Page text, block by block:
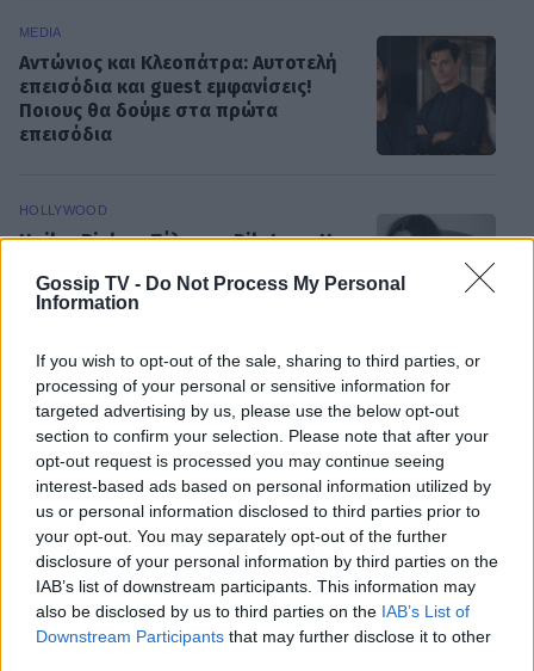
Gossip TV - Do Not Process My Personal
Information
If you wish to opt-out of the sale, sharing to third parties, or
processing of your personal or sensitive information for
targeted advertising by us, please use the below opt-out
section to confirm your selection. Please note that after your
opt-out request is processed you may continue seeing
interest-based ads based on personal information utilized by
us or personal information disclosed to third parties prior to
your opt-out. You may separately opt-out of the further
disclosure of your personal information by third parties on the
IAB’s list of downstream participants. This information may
also be disclosed by us to third parties on the IAB’s List of
Downstream Participants that may further disclose it to other
MEDIA
Αντώνιος και Κλεοπάτρα: Αυτοτελή
επεισόδια και guest εμφανίσεις!
Ποιους θα δούμε στα πρώτα
επεισόδια
HOLLYWOOD
Hailey Bieber: Τέλος το Pilates – Η
γλουτούς
SHOWBIZ
Dolce Vita στο Κάπρι: Η Αμαλία
Κωστοπούλου ποζάρει πάνω σε
σκάφος με αέρινο look!
MEDIA
Φόνοι στο Καμπαναριό: Μένη
Κωνσταντινίδου, Λυδία Τζανουδάκη
και Άννη Θεοχάρη επιστρέφουν
ΟΛΕΣ ΟΙ ΕΙΔΗΣΕΙΣ
DPG NETWORK